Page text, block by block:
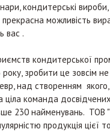
кондитерські
можливість
вас .
кондитерської
зробити це зовсім
над створенням
команда досвідчених
230 найменувань.
продукція цієї